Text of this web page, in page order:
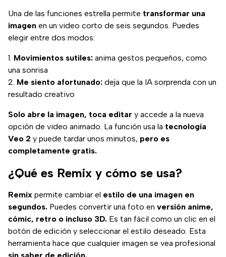
Una de las funciones estrella permite transformar una
imagen en un video corto de seis segundos. Puedes
elegir entre dos modos:
Movimientos sutiles: anima gestos pequeños, como
una sonrisa
Me siento afortunado: deja que la IA sorprenda con un
resultado creativo
Solo abre la imagen, toca editar y accede a la nueva
opción de video animado. La función usa la tecnología
Veo 2 y puede tardar unos minutos, pero es
completamente gratis.
¿Qué es Remix y cómo se usa?
Remix permite cambiar el estilo de una imagen en
segundos. Puedes convertir una foto en versión anime,
cómic, retro o incluso 3D. Es tan fácil como un clic en el
botón de edición y seleccionar el estilo deseado. Esta
herramienta hace que cualquier imagen se vea profesional